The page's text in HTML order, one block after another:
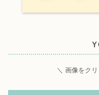
＼ 画像をク